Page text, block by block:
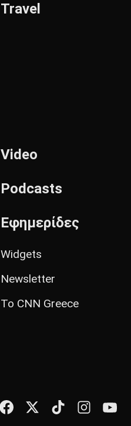
Travel
Video
Podcasts
Εφημερίδες
Widgets
Newsletter
Το CNN Greece